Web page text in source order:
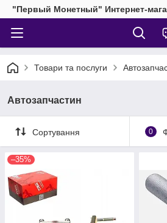
"Первый Монетный" Интернет-
Товари та послуги
Автозапчастин
Сортування 0
–35%